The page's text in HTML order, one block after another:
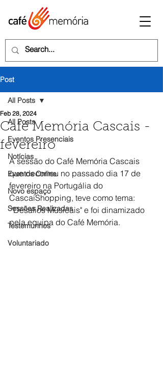
Post
All Posts
Eventos Presenciais
Notícias
Eventos Online
Novo espaço
Sessões Realizadas
Testemunhos
Voluntariado
All Posts
Café Memória Cascais -
fevereiro
Feb 28, 2024
A sessão do Café Memória Cascais
que decorreu no passado dia 17 de
fevereiro na Portugália do
CascaiShopping, teve como tema:
"Desafios Musicais" e foi dinamizado
pela equipa do Café Memória.